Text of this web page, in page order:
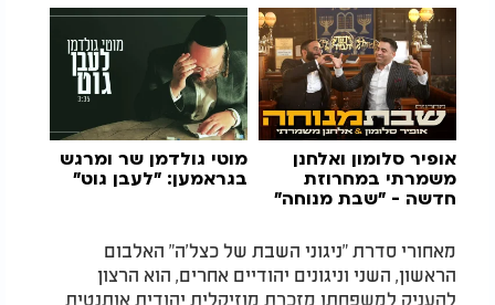
אופיר סלומון ואלחנן
משמרתי במחרוזת
חדשה - "שבת מנוחה"
מוטי גולדמן שר ומרגש
בגראמען: "לעבן גוט"
מאחורי סדרת "ניגוני השבת של כצל'ה" האלבום
הראשון, השני וניגונים יהודיים אחרים, הוא הרצון
להעניק למשפחתו מזכרת מוזיקלית יהודית אותנטית